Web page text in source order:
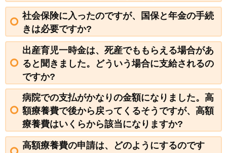
社会保険に入ったのですが、国保と年金の手続
きは必要ですか?
出産育児一時金は、死産でももらえる場合があ
ると聞きました。どういう場合に支給されるの
ですか?
病院での支払がかなりの金額になりました。高
額療養費で後から戻ってくるそうですが、高額
療養費はいくらから該当になりますか?
高額療養費の申請は、どのようにするのです